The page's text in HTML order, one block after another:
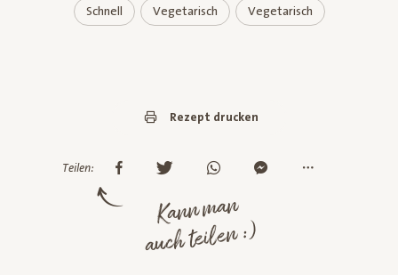
Schnell Vegetarisch Vegetarisch
Rezept drucken
Teilen:
Kann man
auch teilen :)